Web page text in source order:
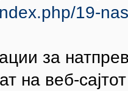
19-
за
на веб-